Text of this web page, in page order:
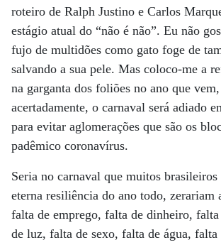
roteiro de Ralph Justino e Carlos
estágio atual do “não é não”. Eu não
fujo de multidões como gato foge de
salvando a sua pele. Mas coloco-me a
na garganta dos foliões no ano que
acertadamente, o carnaval será adiado
para evitar aglomerações que são os
padêmico coronavírus.
Seria no carnaval que muitos brasileiros
eterna resiliência do ano todo, zerariam
falta de emprego, falta de dinheiro,
de luz, falta de sexo, falta de água,